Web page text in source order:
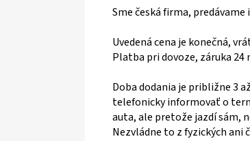
Sme česká firma, predávame
Uvedená cena je konečná,
Platba pri dovoze, záruka 24
Doba dodania je približne 3
telefonicky informovať o
auta, ale pretože jazdí sám,
Nezvládne to z fyzických ani